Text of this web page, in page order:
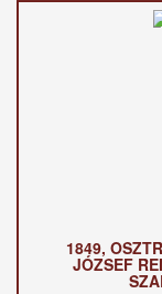
1849,
JÓZSEF